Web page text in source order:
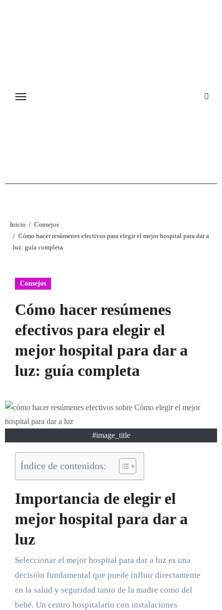
Inicio
Consejos
Cómo hacer resúmenes efectivos para elegir el mejor hospital para dar a
luz: guía completa
Consejos
Cómo hacer resúmenes
efectivos para elegir el
mejor hospital para dar a
luz: guía completa
#image_title
Índice de contenidos:
Importancia de elegir el
mejor hospital para dar a
luz
Seleccionar el mejor hospital para dar a luz es una
decisión fundamental que puede influir directamente
en la salud y seguridad tanto de la madre como del
bebé. Un centro hospitalario con instalaciones